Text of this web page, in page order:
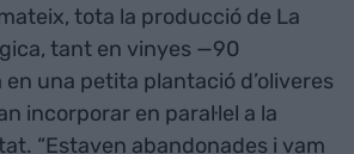
tota la producció de La
tant en vinyes —90
una petita plantació d’oliveres
incorporar en paral·lel a la
“Estaven abandonades i vam